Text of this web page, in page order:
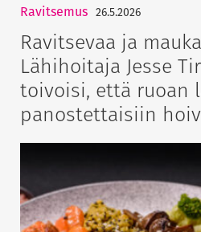
Ravitsemus 26.5.2026
Ravitsevaa ja
Lähihoitaja Jesse
toivoisi, että ruoan
panostettaisiin